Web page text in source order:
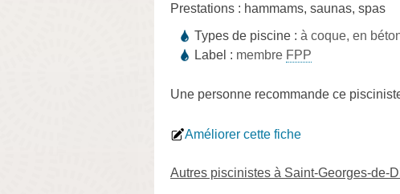
Prestations : hammams, saunas, spas
Types de piscine : à coque, en
Label : membre FPP
Une personne recommande ce
Améliorer cette fiche
Autres piscinistes à Saint-Georges-de-